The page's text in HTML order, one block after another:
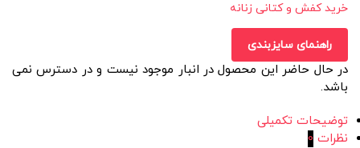
خرید کفش و کتانی زنانه
راهنمای سایزبندی
در حال حاضر این محصول در انبار موجود نیست و در دسترس نمی
باشد.
توضیحات تکمیلی
نظرات 0